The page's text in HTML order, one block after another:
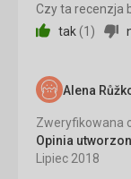
Zakwaterowanie
Usługi
Cena
Czy ta recenzja
tak (1 )
Alena
Zweryfikowana
Opinia
Lipiec 2018